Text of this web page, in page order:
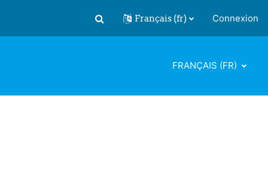
Activer/désactiver la saisie de
Français ‎(fr)‎ Connexion
FRANÇAIS ‎(FR)‎